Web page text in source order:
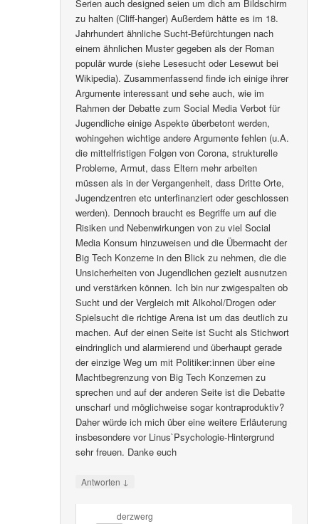
Serien auch designed seien um dich am Bildschirm
zu halten (Cliff-hanger) Außerdem hätte es im 18.
Jahrhundert ähnliche Sucht-Befürchtungen nach
einem ähnlichen Muster gegeben als der Roman
populär wurde (siehe Lesesucht oder Lesewut bei
Wikipedia). Zusammenfassend finde ich einige ihrer
Argumente interessant und sehe auch, wie im
Rahmen der Debatte zum Social Media Verbot für
Jugendliche einige Aspekte überbetont werden,
wohingehen wichtige andere Argumente fehlen (u.A.
die mittelfristigen Folgen von Corona, strukturelle
Probleme, Armut, dass Eltern mehr arbeiten
müssen als in der Vergangenheit, dass Dritte Orte,
Jugendzentren etc unterfinanziert oder geschlossen
werden). Dennoch braucht es Begriffe um auf die
Risiken und Nebenwirkungen von zu viel Social
Media Konsum hinzuweisen und die Übermacht der
Big Tech Konzerne in den Blick zu nehmen, die die
Unsicherheiten von Jugendlichen gezielt ausnutzen
und verstärken können. Ich bin nur zwigespalten ob
Sucht und der Vergleich mit Alkohol/Drogen oder
Spielsucht die richtige Arena ist um das deutlich zu
machen. Auf der einen Seite ist Sucht als Stichwort
eindringlich und alarmierend und überhaupt gerade
der einzige Weg um mit Politiker:innen über eine
Machtbegrenzung von Big Tech Konzernen zu
sprechen und auf der anderen Seite ist die Debatte
unscharf und möglichweise sogar kontraproduktiv?
Daher würde ich mich über eine weitere Erläuterung
insbesondere vor Linus`Psychologie-Hintergrund
sehr freuen. Danke euch
Antworten ↓
derzwerg